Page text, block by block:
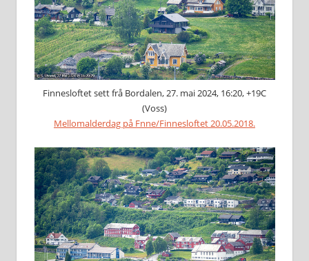
Finnesloftet sett frå Bordalen, 27. mai 2024, 16:20, +19C
(Voss)
Mellomalderdag på Fnne/Finnesloftet 20.05.2018.